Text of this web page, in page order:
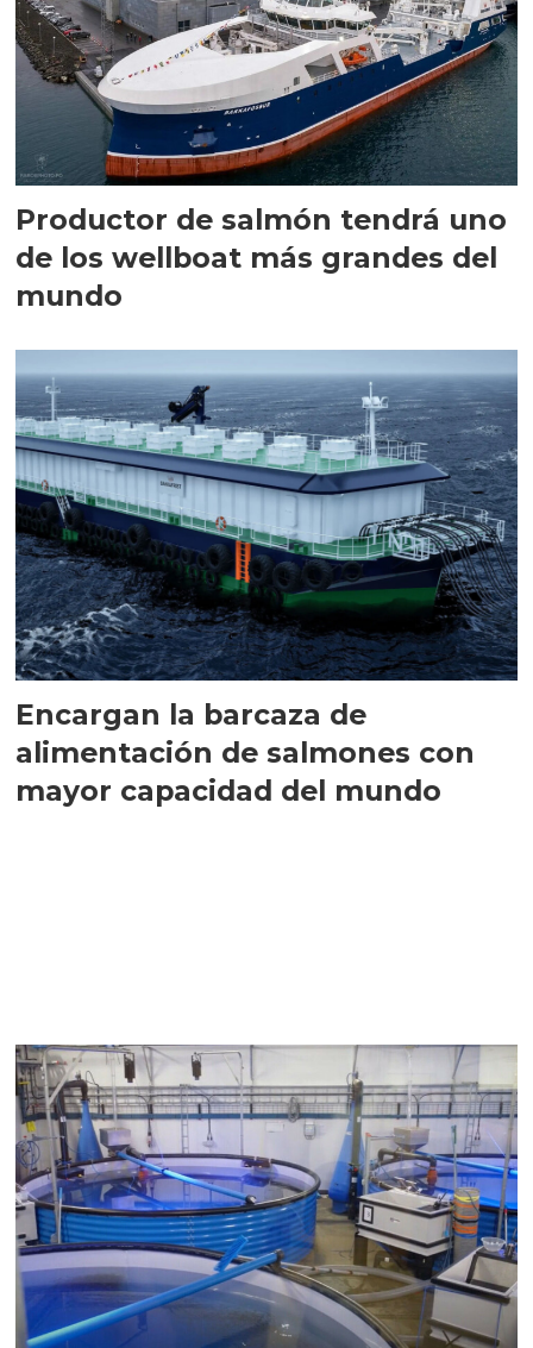
Productor de salmón tendrá uno
de los wellboat más grandes del
mundo
Encargan la barcaza de
alimentación de salmones con
mayor capacidad del mundo